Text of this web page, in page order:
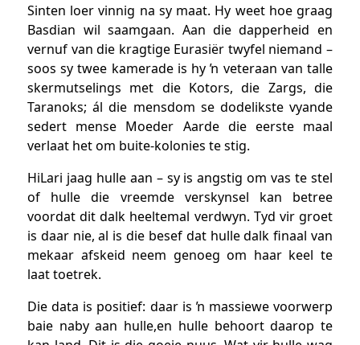
Sinten loer vinnig na sy maat. Hy weet hoe graag
Basdian wil saamgaan. Aan die dapperheid en
vernuf van die kragtige Eurasiër twyfel niemand –
soos sy twee kamerade is hy ŉ veteraan van talle
skermutselings met die Kotors, die Zargs, die
Taranoks; ál die mensdom se dodelikste vyande
sedert mense Moeder Aarde die eerste maal
verlaat het om buite-kolonies te stig.
HiLari jaag hulle aan – sy is angstig om vas te stel
of hulle die vreemde verskynsel kan betree
voordat dit dalk heeltemal verdwyn. Tyd vir groet
is daar nie, al is die besef dat hulle dalk finaal van
mekaar afskeid neem genoeg om haar keel te
laat toetrek.
Die data is positief: daar is ŉ massiewe voorwerp
baie naby aan hulle,en hulle behoort daarop te